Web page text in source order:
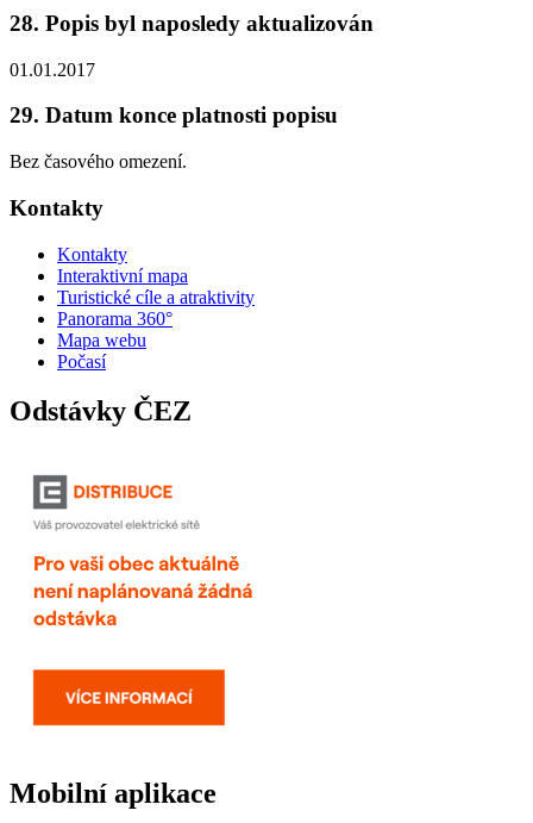
28. Popis byl naposledy aktualizován
01.01.2017
29. Datum konce platnosti popisu
Bez časového omezení.
Kontakty
Kontakty
Interaktivní mapa
Turistické cíle a atraktivity
Panorama 360°
Mapa webu
Počasí
Odstávky ČEZ
Mobilní aplikace